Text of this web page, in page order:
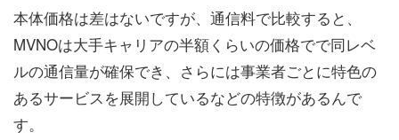
本体価格は差はないですが、通信料で比較すると、
MVNOは大手キャリアの半額くらいの価格でで同レベ
ルの通信量が確保でき、さらには事業者ごとに特色の
あるサービスを展開しているなどの特徴があるんで
す。